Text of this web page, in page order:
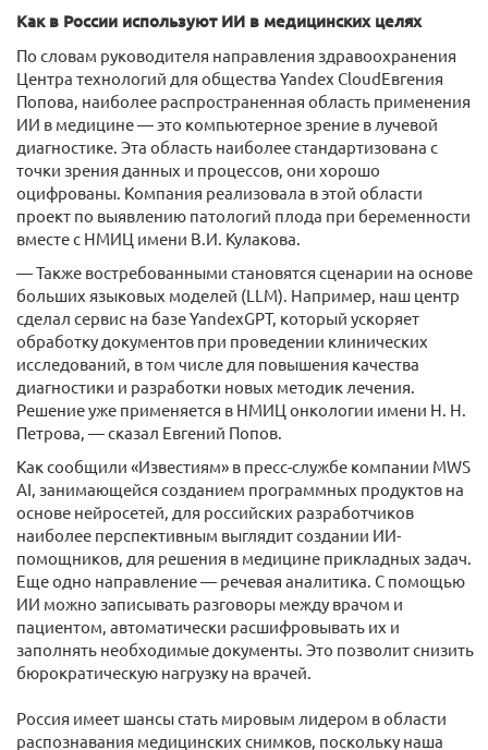
Как в России используют ИИ в медицинских целях
По словам руководителя направления здравоохранения
Центра технологий для общества Yandex CloudЕвгения
Попова, наиболее распространенная область применения
ИИ в медицине — это компьютерное зрение в лучевой
диагностике. Эта область наиболее стандартизована с
точки зрения данных и процессов, они хорошо
оцифрованы. Компания реализовала в этой области
проект по выявлению патологий плода при беременности
вместе с НМИЦ имени В.И. Кулакова.
— Также востребованными становятся сценарии на основе
больших языковых моделей (LLM). Например, наш центр
сделал сервис на базе YandexGPT, который ускоряет
обработку документов при проведении клинических
исследований, в том числе для повышения качества
диагностики и разработки новых методик лечения.
Решение уже применяется в НМИЦ онкологии имени Н. Н.
Петрова, — сказал Евгений Попов.
Как сообщили «Известиям» в пресс-службе компании MWS
AI, занимающейся созданием программных продуктов на
основе нейросетей, для российских разработчиков
наиболее перспективным выглядит создании ИИ-
помощников, для решения в медицине прикладных задач.
Еще одно направление — речевая аналитика. С помощью
ИИ можно записывать разговоры между врачом и
пациентом, автоматически расшифровывать их и
заполнять необходимые документы. Это позволит снизить
бюрократическую нагрузку на врачей.
Россия имеет шансы стать мировым лидером в области
распознавания медицинских снимков, поскольку наша